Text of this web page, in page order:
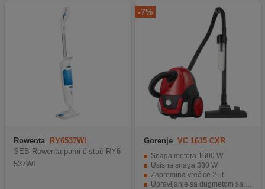
Rowenta
RY6537WI
SEB Rowenta parni čistač RY6
537WI
-7%
Gorenje VC 1615 CXR
Snaga motora 1600 W
Usisna snaga 330 W
Zapremina vrećice 2 lit
Upravljanje sa dugmetom sa regulaciju